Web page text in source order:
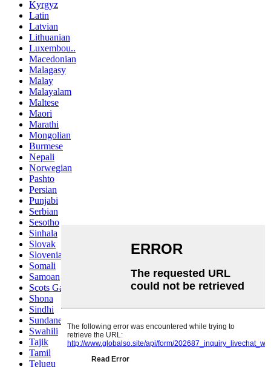
Kyrgyz
Latin
Latvian
Lithuanian
Luxembou..
Macedonian
Malagasy
Malay
Malayalam
Maltese
Maori
Marathi
Mongolian
Burmese
Nepali
Norwegian
Pashto
Persian
Punjabi
Serbian
Sesotho
Sinhala
Slovak
Slovenian
Somali
Samoan
Scots Gaelic
Shona
Sindhi
Sundanese
Swahili
Tajik
Tamil
Telugu